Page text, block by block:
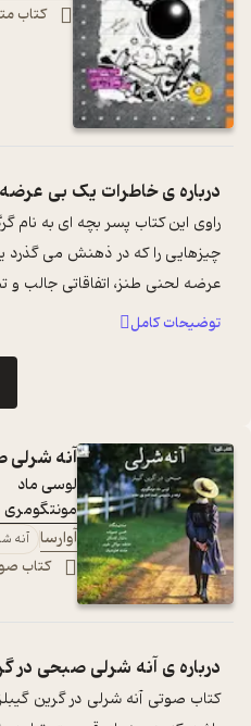
کتاب
درباره یخاطرات یک بی عرضه
راوی این کتاب پسر بچه ای به نام
چیزهایی را که در ذهنش می
عرضه لحنی طنز، اتفاقاتی جالب و
خانواده گرگ ق ...
توضیحات کامل
آنه شرلی
لوسی ماد
مونتگومری
آوارسا آنه شرلی صبحی
کتاب
درباره یآنه شرلی صبحی در گرین گیبلز
کتاب صوتی آنه شرلی در گرین